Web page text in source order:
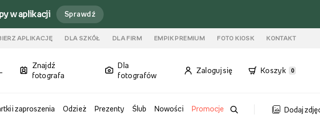
w aplikacji Sprawdź
APLIKACJĘ DLA SZKÓŁ DLA FIRM EMPIK PREMIUM FOTO KIOSK KONTAKT
Znajdź
fotografa
Dla
fotografów
Zaloguj się Koszyk 0
i zaproszenia Odzież Prezenty Ślub Nowości Promocje Dodaj